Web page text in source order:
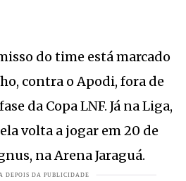
do time está marcado
contra o Apodi, fora de
da Copa LNF. Já na Liga,
volta a jogar em 20 de
na Arena Jaraguá.